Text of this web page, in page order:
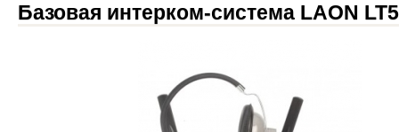
Базовая интерком-система LAON